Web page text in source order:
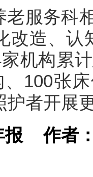
老服务科
改造、
机构累
、100张
护者开展
报作者